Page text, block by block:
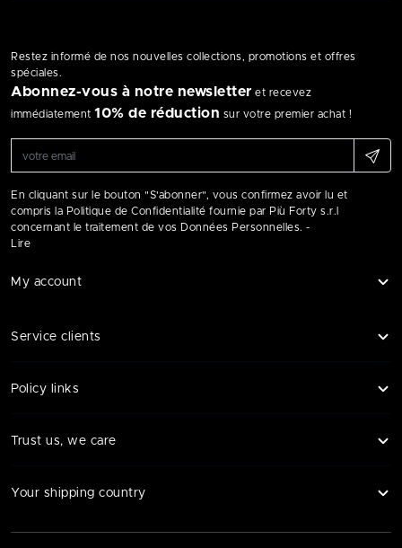
Restez informé de nos nouvelles collections, promotions et offres
spéciales.
Abonnez-vous à notre newsletter et recevez
immédiatement 10% de réduction sur votre premier achat !
En cliquant sur le bouton "S'abonner", vous confirmez avoir lu et
compris la Politique de Confidentialité fournie par Più Forty s.r.l
concernant le traitement de vos Données Personnelles. -
Lire
My account
Service clients
Policy links
Trust us, we care
Your shipping country